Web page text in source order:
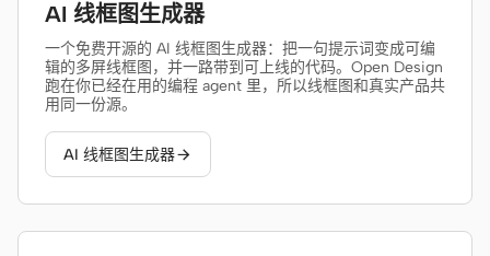
Codex Slides
Open Design Plugin
AGENT
Codex
AI 线框图生成器
一个免费开源的 AI 线框图生成器：把一句提示词变成可编
辑的多屏线框图，并一路带到可上线的代码。Open Design
跑在你已经在用的编程 agent 里，所以线框图和真实产品共
用同一份源。
AI 线框图生成器